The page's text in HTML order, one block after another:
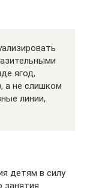
ягод,
а не слишком
линии,
детям в силу
занятия